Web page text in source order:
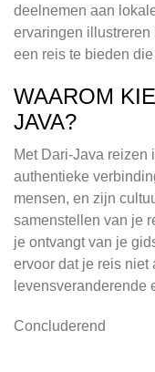
deelnemen aan
ervaringen
een reis te bieden
WAAROM
JAVA?
Met Dari-Java reizen
authentieke
mensen, en zijn
samenstellen van je
je ontvangt van je
ervoor dat je reis niet
levensveranderende
Concluderend